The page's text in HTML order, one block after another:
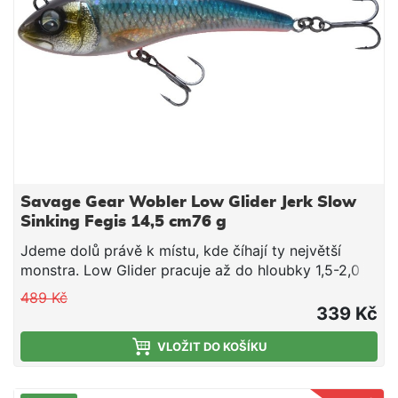
karbonový vzhled - PVC materiál Extra ochranná,
protiskluzová vrstva na dně Extra dlouhé kluzné
plochy Nafukovací dropstitch podlaha Rozměry:
330x110cm Průměr válce: 30cm Váha: 25,4 kg
Nosnost: 200 kg Sada pro opravy s návodem k
Savage Gear Wobler Low Glider Jerk Slow
Sinking Fegis 14,5 cm76 g
Jdeme dolů právě k místu, kde číhají ty největší
monstra. Low Glider pracuje až do hloubky 1,5-2,0 m
s živou a někdy i nevyzpytatelnou akcí zleva
doprava a lesknoucím bříškem. Tato nástraha je
určena k pomalému a jemnému lovu podél
zlomů/struktur a dokonce i na otevřené vodě a láká
s drátem skrz vydrží souboj s každou rybou!
489 Kč
339 Kč
VLOŽIT DO KOŠÍKU